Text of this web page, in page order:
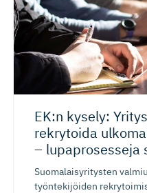
EK:n kysely:
rekrytoida
– lupaprosesseja
Suomalaisyritysten
työntekijöiden